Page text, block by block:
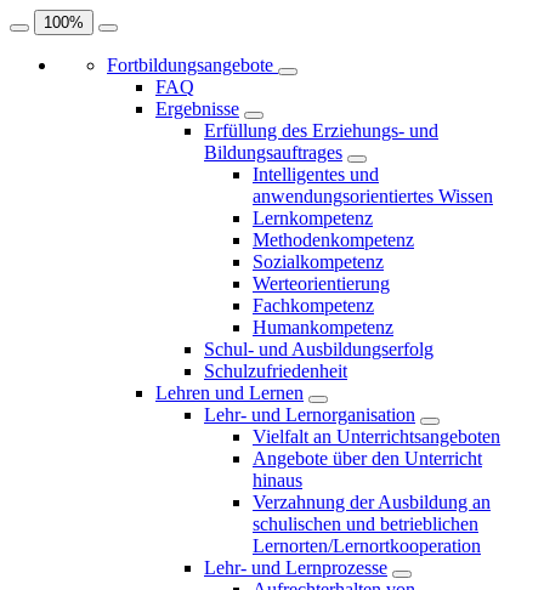
100%
Fortbildungsangebote
FAQ
Ergebnisse
Erfüllung des Erziehungs- und
Bildungsauftrages
Intelligentes und
anwendungsorientiertes Wissen
Lernkompetenz
Methodenkompetenz
Sozialkompetenz
Werteorientierung
Fachkompetenz
Humankompetenz
Schul- und Ausbildungserfolg
Schulzufriedenheit
Lehren und Lernen
Lehr- und Lernorganisation
Vielfalt an Unterrichtsangeboten
Angebote über den Unterricht
hinaus
Verzahnung der Ausbildung an
schulischen und betrieblichen
Lernorten/Lernortkooperation
Lehr- und Lernprozesse